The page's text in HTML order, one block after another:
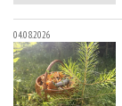
04.08.2026